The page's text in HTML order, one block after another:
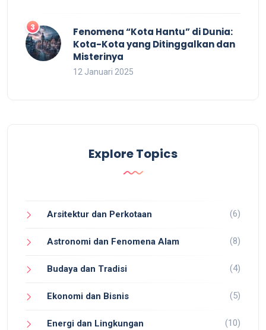
Fenomena “Kota Hantu” di Dunia:
Kota-Kota yang Ditinggalkan dan
Misterinya
12 Januari 2025
Explore Topics
Arsitektur dan Perkotaan (6)
Astronomi dan Fenomena Alam (8)
Budaya dan Tradisi (4)
Ekonomi dan Bisnis (5)
Energi dan Lingkungan (10)